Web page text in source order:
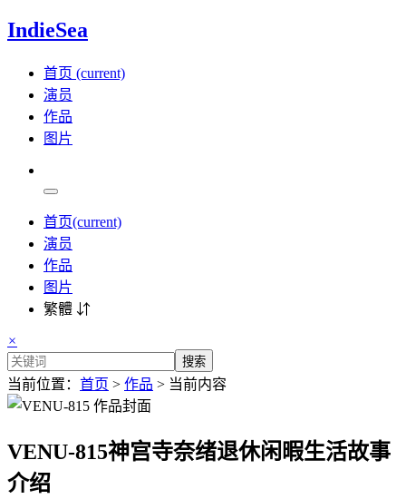
IndieSea
首页 (current)
演员
作品
图片
首页(current)
演员
作品
图片
繁體 ⇵
×
搜索
当前位置： 首页 > 作品 > 当前内容
VENU-815神宫寺奈绪退休闲暇生活故事
介绍